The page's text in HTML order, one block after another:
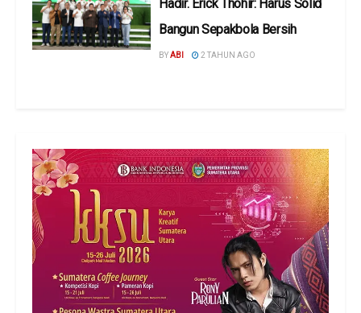
Hadir. Erick Thohir: Harus Solid
Bangun Sepakbola Bersih
BYABI 2 TAHUN AGO